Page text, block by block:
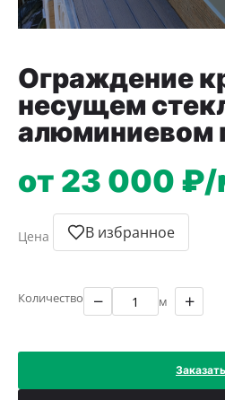
Ограждение
несущем
алюминиевом
от 23 000 ₽/
Цена В избранное
Количество − м +
Заказать